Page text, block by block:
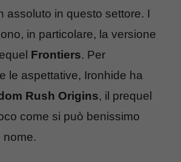
assoluto in questo settore. I
in particolare, la versione
Frontiers. Per
le aspettative, Ironhide ha
Rush Origins, il prequel
come si può benissimo
nome.